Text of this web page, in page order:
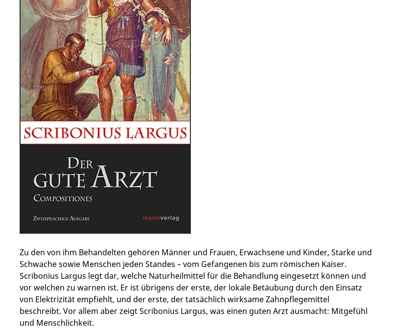
Zu den von ihm Behandelten gehören Männer und Frauen, Erwachsene und Kinder, Starke und
Schwache sowie Menschen jeden Standes – vom Gefangenen bis zum römischen Kaiser.
Scribonius Largus legt dar, welche Naturheilmittel für die Behandlung eingesetzt können und
vor welchen zu warnen ist. Er ist übrigens der erste, der lokale Betäubung durch den Einsatz
von Elektrizität empfiehlt, und der erste, der tatsächlich wirksame Zahnpflegemittel
beschreibt. Vor allem aber zeigt Scribonius Largus, was einen guten Arzt ausmacht: Mitgefühl
und Menschlichkeit.